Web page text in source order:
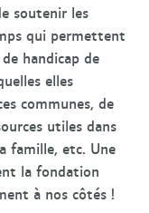
soutenir les
qui permettent
handicap de
elles
communes, de
utiles dans
famille, etc. Une
la fondation
à nos côtés !